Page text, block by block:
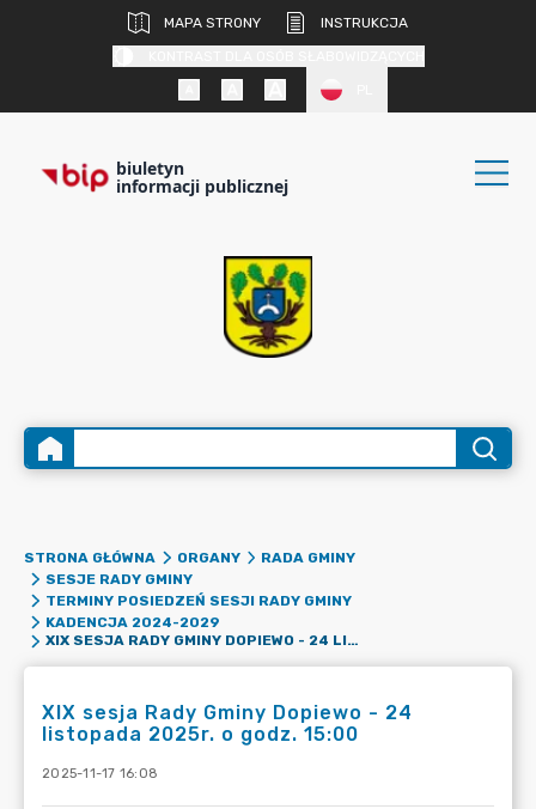
MAPA STRONY
INSTRUKCJA
biuletyn
informacji publicznej
STRONA GŁÓWNA ORGANY
RADA GMINY
SESJE RADY GMINY
TERMINY POSIEDZEŃ SESJI RADY GMINY
KADENCJA 2024-2029
XIX SESJA RADY GMINY DOPIEWO - 24 LISTOPADA 2025R. O GODZ. 15:00
XIX sesja Rady Gminy Dopiewo - 24
listopada 2025r. o godz. 15:00
2025-11-17 16:08